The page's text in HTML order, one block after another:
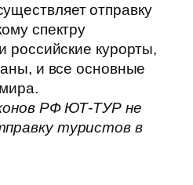
отправку
спектру
российские курорты,
и все основные
РФ ЮТ-ТУР не
туристов в